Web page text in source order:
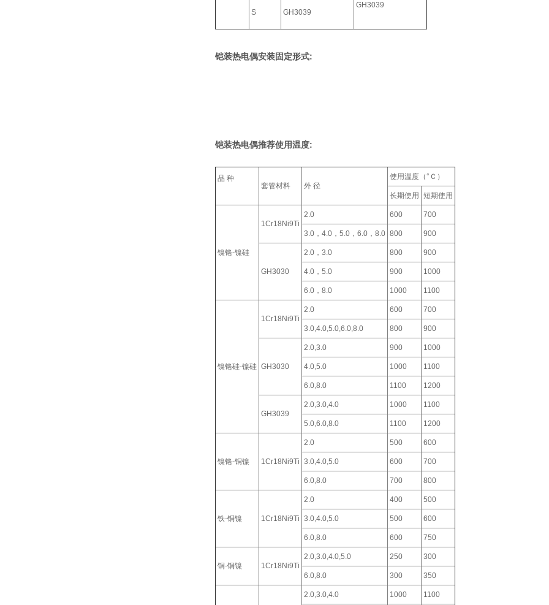
S GH3039
GH3039
铠装热电偶安装固定形式:
铠装热电偶推荐使用温度:
品 种
套管材料
外 径
使用温度（°Ｃ）
长期使用 短期使用
镍铬-镍硅
1Cr18Ni9Ti
2.0 600 700
3.0，4.0，5.0，6.0，8.0 800 900
GH3030
2.0，3.0 800 900
4.0，5.0 900 1000
6.0，8.0 1000 1100
镍铬硅-镍硅
1Cr18Ni9Ti
2.0 600 700
3.0,4.0,5.0,6.0,8.0 800 900
GH3030
2.0,3.0 900 1000
4.0,5.0 1000 1100
6.0,8.0 1100 1200
GH3039
2.0,3.0,4.0 1000 1100
5.0,6.0,8.0 1100 1200
镍铬-铜镍 1Cr18Ni9Ti
2.0 500 600
3.0,4.0,5.0 600 700
6.0,8.0 700 800
铁-铜镍 1Cr18Ni9Ti
2.0 400 500
3.0,4.0,5.0 500 600
6.0,8.0 600 750
铜-铜镍 1Cr18Ni9Ti
2.0,3.0,4.0,5.0 250 300
6.0,8.0 300 350
2.0,3.0,4.0 1000 1100